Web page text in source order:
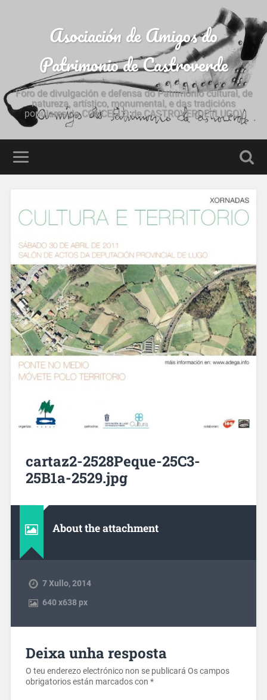
Asociación de Amigos do
Patrimonio de Castroverde
Foro de divulgación e defensa do Patrimonio cultural, de
natureza, artístico, monumental, e das tradicións
populares do CONCELLO de CASTROVERDE (LUGO)
cartaz2-2528Peque-25C3-
25B1a-2529.jpg
About the attachment
7 Xullo, 2014
640x638 px
Deixa unha resposta
O teu enderezo electrónico non se publicará Os campos
obrigatorios están marcados con *